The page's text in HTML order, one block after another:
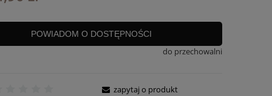
POWIADOM O DOSTĘPNOŚCI
do przechowalni
zapytaj o produkt